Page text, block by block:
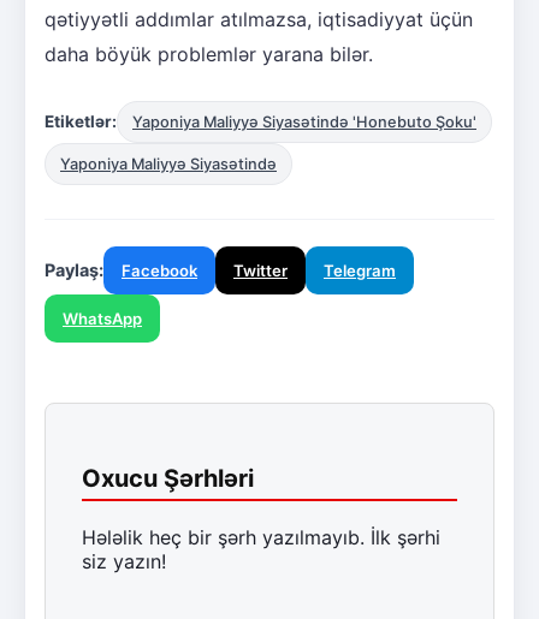
qətiyyətli addımlar atılmazsa, iqtisadiyyat üçün
daha böyük problemlər yarana bilər.
Etiketlər: Yaponiya Maliyyə Siyasətində 'Honebuto Şoku'
Yaponiya Maliyyə Siyasətində
Paylaş: Facebook Twitter Telegram
WhatsApp
Oxucu Şərhləri
Hələlik heç bir şərh yazılmayıb. İlk şərhi
siz yazın!